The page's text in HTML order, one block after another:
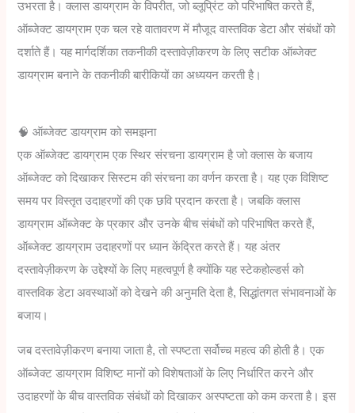
पर सिस्टम के एक छवि को दर्शाने की क्षमता के कारण उभरता
है। क्लास डायग्राम के विपरीत, जो ब्लूप्रिंट को परिभाषित करते
हैं, ऑब्जेक्ट डायग्राम एक चल रहे वातावरण में मौजूद
वास्तविक डेटा और संबंधों को दर्शाते हैं। यह मार्गदर्शिका
🧠 ऑब्जेक्ट डायग्राम को समझना
एक ऑब्जेक्ट डायग्राम एक स्थिर संरचना डायग्राम है जो
क्लास के बजाय ऑब्जेक्ट को दिखाकर सिस्टम की संरचना
का वर्णन करता है। यह एक विशिष्ट समय पर विस्तृत
उदाहरणों की एक छवि प्रदान करता है। जबकि क्लास डायग्राम
ऑब्जेक्ट के प्रकार और उनके बीच संबंधों को परिभाषित करते
हैं, ऑब्जेक्ट डायग्राम उदाहरणों पर ध्यान केंद्रित करते हैं। यह
अनुमति देता है, सिद्धांतगत संभावनाओं के बजाय।